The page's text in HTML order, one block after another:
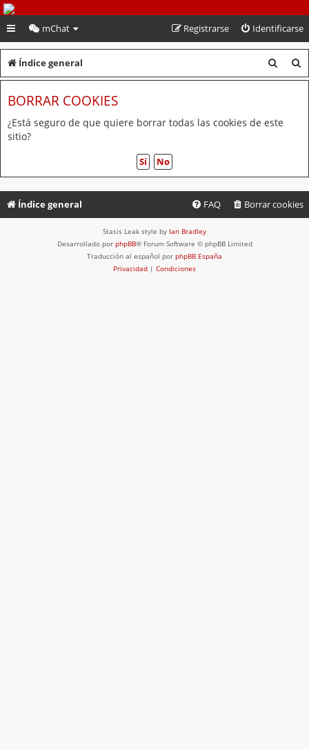
PeruVoley.com
mChat Identificarse
Registrarse
Índice general
u
u
c
BORRAR COOKIES
¿Está seguro de que quiere borrar todas las cookies de este
sitio?
Índice general Borrar cookies
FAQ
Stasis Leak style by Ian Bradley
Desarrollado por phpBB® Forum Software © phpBB Limited
Traducción al español por phpBB España
Privacidad | Condiciones